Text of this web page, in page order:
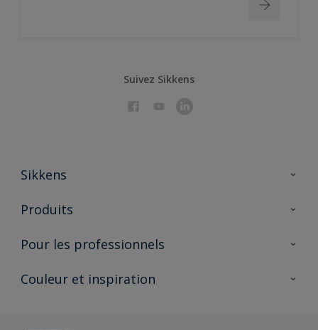
Suivez Sikkens
Sikkens
À propos de Sikkens
Durabilité
Produits
Produits pour l’intérieur
Trouver un point de vente
Pour les professionnels
Partenaires Sikkens 🔗
Couleur et inspiration